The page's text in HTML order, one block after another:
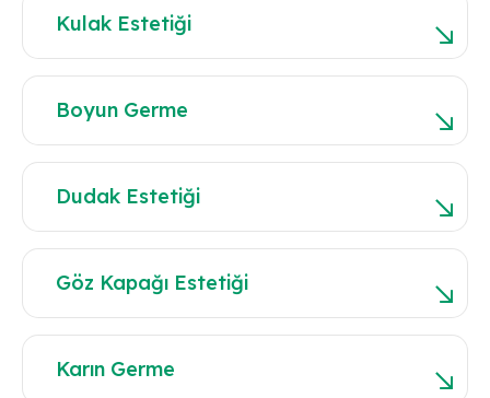
Kulak Estetiği
Boyun Germe
Dudak Estetiği
Göz Kapağı Estetiği
Karın Germe